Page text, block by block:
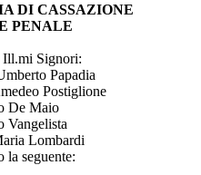
DI CASSAZIONE
PENALE
Ill.mi Signori:
Papadia
Postiglione
De Maio
Vangelista
Lombardi
la seguente: